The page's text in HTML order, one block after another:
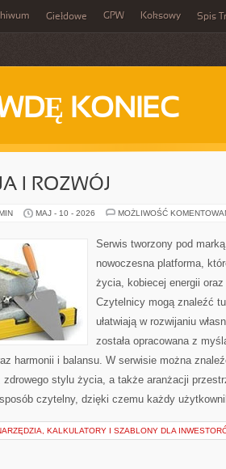
Giełdowe GPW Koksowy Spis
KONIEC
I ROZWÓJ
MAJ - 10 - 2026 MOŻLIWOŚĆ
Serwis tworzony pod
nowoczesna platforma,
życia, kobiecej energii
Czytelnicy mogą znaleźć
ułatwiają w rozwijaniu
została opracowana z
harmonii i balansu. W serwisie można
zdrowego stylu życia, a także aranżacji
czytelny, dzięki czemu każdy
KALKULATORY I SZABLONY DLA